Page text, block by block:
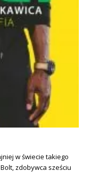
w świecie takiego
zdobywca sześciu